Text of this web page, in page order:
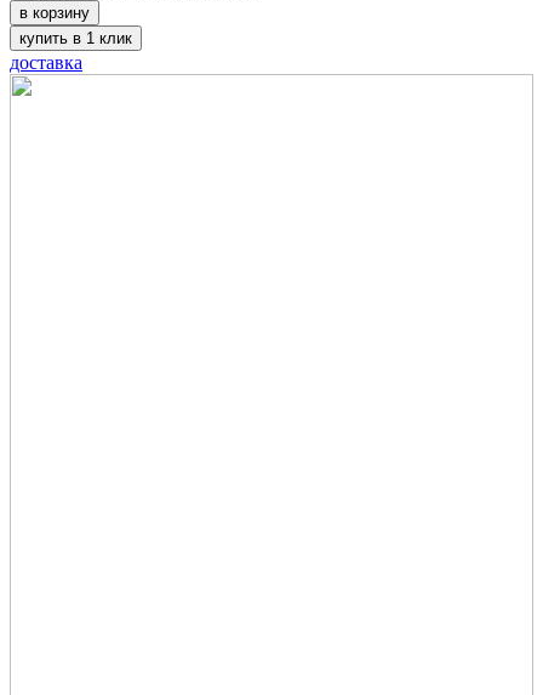
в корзину
купить в 1 клик
доставка